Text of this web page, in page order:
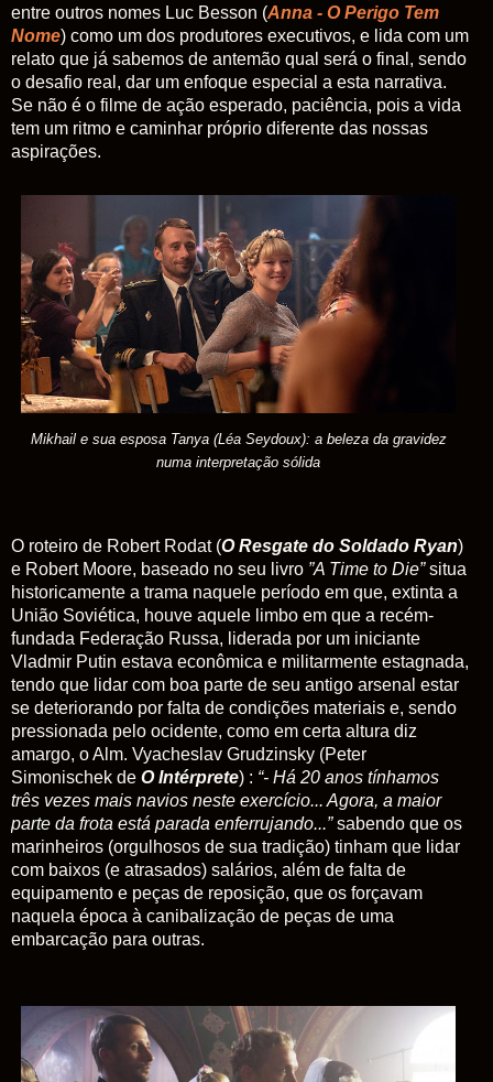
entre outros nomes Luc Besson (Anna - O Perigo Tem
Nome) como um dos produtores executivos, e lida com um
relato que já sabemos de antemão qual será o final, sendo
o desafio real, dar um enfoque especial a esta narrativa.
Se não é o filme de ação esperado, paciência, pois a vida
tem um ritmo e caminhar próprio diferente das nossas
aspirações.
Mikhail e sua esposa Tanya (Léa Seydoux): a beleza da gravidez
numa interpretação sólida
O roteiro de Robert Rodat (O Resgate do Soldado Ryan)
e Robert Moore, baseado no seu livro ”A Time to Die” situa
historicamente a trama naquele período em que, extinta a
União Soviética, houve aquele limbo em que a recém-
fundada Federação Russa, liderada por um iniciante
Vladmir Putin estava econômica e militarmente estagnada,
tendo que lidar com boa parte de seu antigo arsenal estar
se deteriorando por falta de condições materiais e, sendo
pressionada pelo ocidente, como em certa altura diz
amargo, o Alm. Vyacheslav Grudzinsky (Peter
Simonischek de O Intérprete) : “- Há 20 anos tínhamos
três vezes mais navios neste exercício... Agora, a maior
parte da frota está parada enferrujando...” sabendo que os
marinheiros (orgulhosos de sua tradição) tinham que lidar
com baixos (e atrasados) salários, além de falta de
equipamento e peças de reposição, que os forçavam
naquela época à canibalização de peças de uma
embarcação para outras.